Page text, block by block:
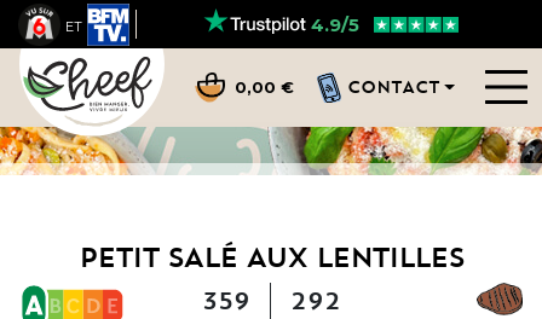
ET 4.9/5
0,00 € CONTACT
PETIT SALÉ AUX LENTILLES
359 292